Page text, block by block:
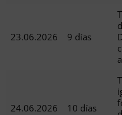
23.06.2026 9 días
24.06.2026 10 días